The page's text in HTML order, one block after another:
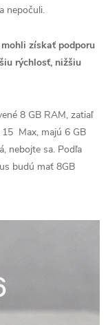
nepočuli.
získať podporu
rýchlosť, nižšiu
8 GB RAM, zatiaľ
Max, majú 6 GB
nebojte sa. Podľa
budú mať 8GB